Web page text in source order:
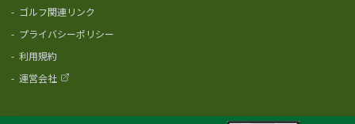
- ゴルフ関連リンク
- プライバシーポリシー
- 利用規約
- 運営会社